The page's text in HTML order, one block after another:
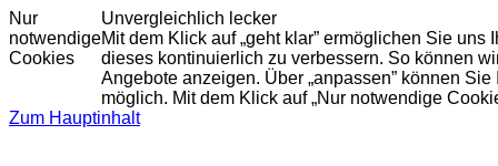
Nur
notwendige
Cookies
Unvergleichlich lecker
Mit dem Klick auf „geht klar” ermöglichen Sie
dieses kontinuierlich zu verbessern. So können
Angebote anzeigen. Über „anpassen” können
möglich. Mit dem Klick auf „Nur notwendige
Zum Hauptinhalt